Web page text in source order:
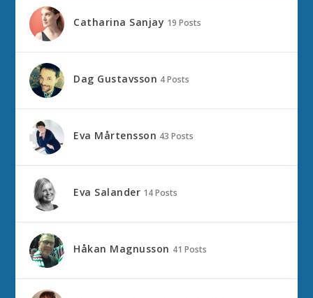
Catharina Sanjay 19 Posts
Dag Gustavsson 4 Posts
Eva Mårtensson 43 Posts
Eva Salander 14 Posts
Håkan Magnusson 41 Posts